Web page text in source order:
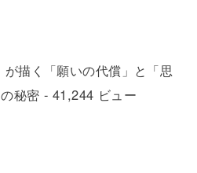
描く「願いの代償」と「思
秘密 - 41,244 ビュー